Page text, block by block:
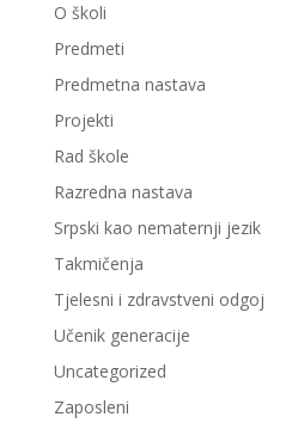
O školi
Predmeti
Predmetna nastava
Projekti
Rad škole
Razredna nastava
Srpski kao nematernji jezik
Takmičenja
Tjelesni i zdravstveni odgoj
Učenik generacije
Uncategorized
Zaposleni